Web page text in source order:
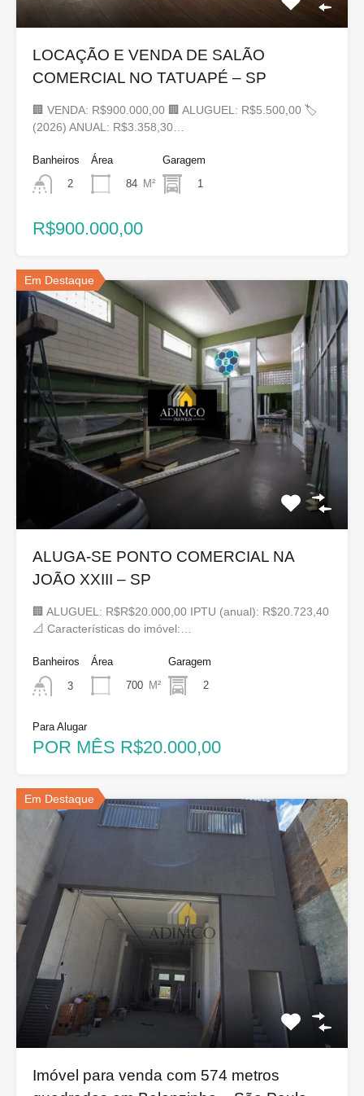
LOCAÇÃO E VENDA DE SALÃO
COMERCIAL NO TATUAPÉ – SP
🏢 VENDA: R$900.000,00 🏢 ALUGUEL: R$5.500,00 🏷
(2026) ANUAL: R$3.358,30…
Banheiros
2
Área
84 M²
Garagem
1
R$900.000,00
Em Destaque
ALUGA-SE PONTO COMERCIAL NA
JOÃO XXIII – SP
🏢 ALUGUEL: R$R$20.000,00 IPTU (anual): R$20.723,40
📐 Características do imóvel:…
Banheiros
3
Área
700 M²
Garagem
2
Para Alugar
POR MÊS R$20.000,00
Em Destaque
Imóvel para venda com 574 metros